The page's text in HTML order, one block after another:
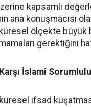
kapsamlı
ana konuşmacısı
ölçekte büyük
gerektiğini
İslami
ifsad